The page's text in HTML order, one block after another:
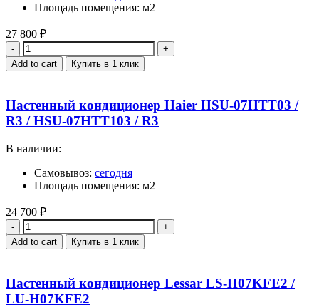
Площадь помещения: м2
27 800 ₽
Quantity
Add to cart Купить в 1 клик
Настенный кондиционер Haier HSU-07HTT03 /
R3 / HSU-07HTT103 / R3
В наличии:
Самовывоз: сегодня
Площадь помещения: м2
24 700 ₽
Quantity
Add to cart Купить в 1 клик
Настенный кондиционер Lessar LS-H07KFE2 /
LU-H07KFE2